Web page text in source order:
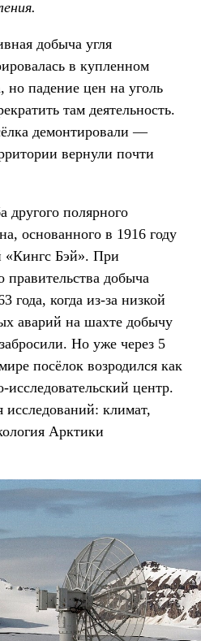
добыча угля
в купленном
но падение цен на уголь
там деятельность.
демонтировали —
вернули почти
другого полярного
основанного в 1916 году
«Кингс Бэй». При
правительства добыча
года, когда из-за низкой
аварий на шахте добычу
Но уже через 5
посёлок возродился как
центр.
климат,
Арктики